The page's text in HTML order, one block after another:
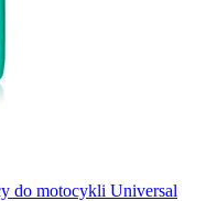
do motocykli Universal